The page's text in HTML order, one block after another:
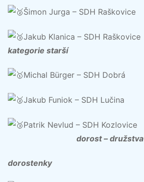
Šimon Jurga – SDH Raškovice
Jakub Klanica – SDH Raškovice
kategorie starší
Michal Bürger – SDH Dobrá
Jakub Funiok – SDH Lučina
Patrik Nevlud – SDH Kozlovice
dorost – družstva
dorostenky